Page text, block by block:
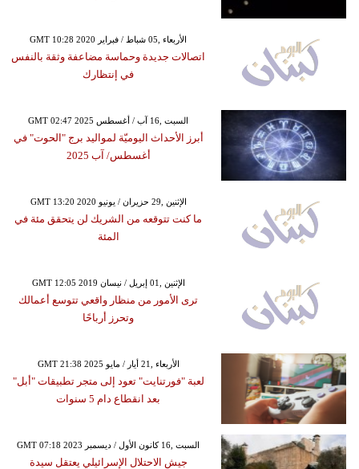
GMT 10:28 2020 الأربعاء ,05 شباط / فبراير
اتصالات جديدة وحماسة مضاعفة وثقة بالنفس
في إنتظارك
GMT 02:47 2025 السبت ,16 آب / أغسطس
أبرز الأحداث اليوميّة لمواليد برج "الحوت" في
أغسطس/ آب 2025
GMT 13:20 2020 الإثنين ,29 حزيران / يونيو
ما كنت تتوقعه من الشريك لن يتحقق مئة في
المئة
GMT 12:05 2019 الإثنين ,01 إبريل / نيسان
ترى الأمور من منظار واقعي تتوسع أعمالك
وتحرز أرباحًا
GMT 21:38 2025 الأربعاء ,21 أيار / مايو
لعبة "فورتنايت" تعود إلى متجر تطبيقات "أبل"
بعد انقطاع دام 5 سنوات
GMT 07:18 2023 السبت ,16 كانون الأول / ديسمبر
جيش الاحتلال الإسرائيلي يعتقل سيدة